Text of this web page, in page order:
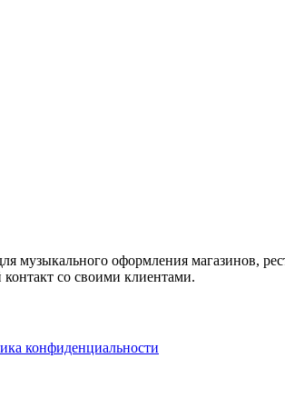
музыкального оформления магазинов,
со своими клиентами.
конфиденциальности